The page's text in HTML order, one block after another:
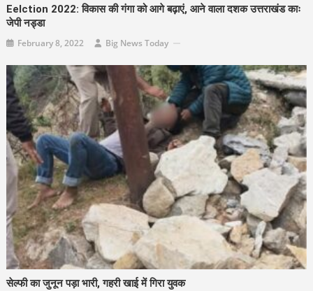
Eelction 2022: विकास की गंगा को आगे बढ़ाएं, आने वाला दशक उत्तराखंड काः
जेपी नड्डा
February 8, 2022 Big News Today
सेल्फी का जुनून पड़ा भारी, गहरी खाई में गिरा युवक